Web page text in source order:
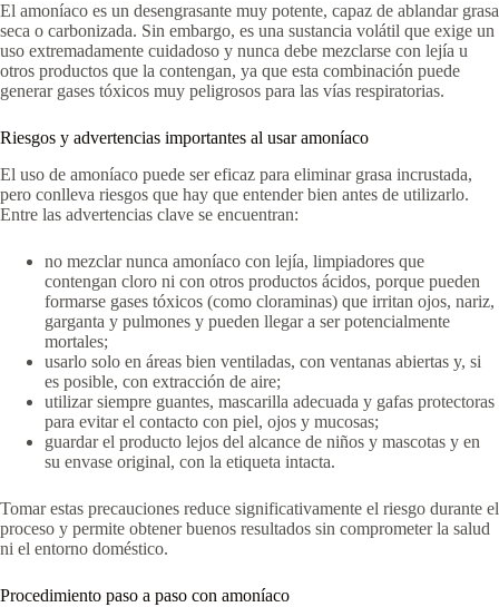
El amoníaco es un desengrasante muy potente, capaz de ablandar grasa
seca o carbonizada. Sin embargo, es una sustancia volátil que exige un
uso extremadamente cuidadoso y nunca debe mezclarse con lejía u
otros productos que la contengan, ya que esta combinación puede
generar gases tóxicos muy peligrosos para las vías respiratorias.
Riesgos y advertencias importantes al usar amoníaco
El uso de amoníaco puede ser eficaz para eliminar grasa incrustada,
pero conlleva riesgos que hay que entender bien antes de utilizarlo.
Entre las advertencias clave se encuentran:
no mezclar nunca amoníaco con lejía, limpiadores que
contengan cloro ni con otros productos ácidos, porque pueden
formarse gases tóxicos (como cloraminas) que irritan ojos, nariz,
garganta y pulmones y pueden llegar a ser potencialmente
mortales;
usarlo solo en áreas bien ventiladas, con ventanas abiertas y, si
es posible, con extracción de aire;
utilizar siempre guantes, mascarilla adecuada y gafas protectoras
para evitar el contacto con piel, ojos y mucosas;
guardar el producto lejos del alcance de niños y mascotas y en
su envase original, con la etiqueta intacta.
Tomar estas precauciones reduce significativamente el riesgo durante el
proceso y permite obtener buenos resultados sin comprometer la salud
ni el entorno doméstico.
Procedimiento paso a paso con amoníaco